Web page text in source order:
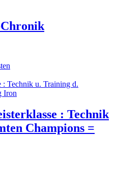
: Technik
Champions =